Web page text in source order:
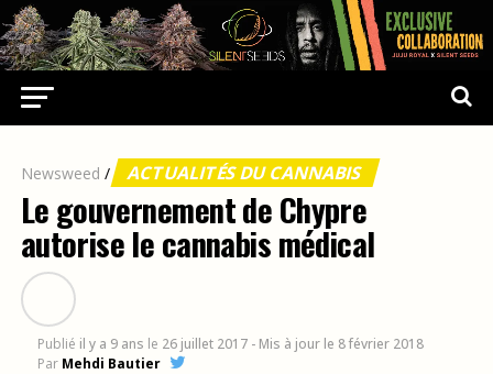
Newsweed / ACTUALITÉS DU CANNABIS
Le gouvernement de Chypre
autorise le cannabis médical
Publié il y a 9 ans le 26 juillet 2017 - Mis à jour le 8 février 2018
Par Mehdi Bautier